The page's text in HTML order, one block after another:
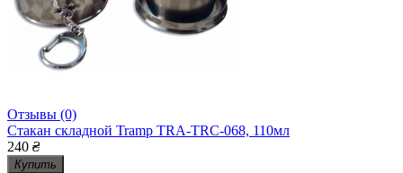
Отзывы (0)
Стакан складной Tramp TRA-TRC-068, 110мл
240 ₴
Купить